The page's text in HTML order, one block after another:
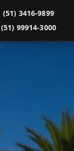
(51) 3416-9899
(51) 99914-3000